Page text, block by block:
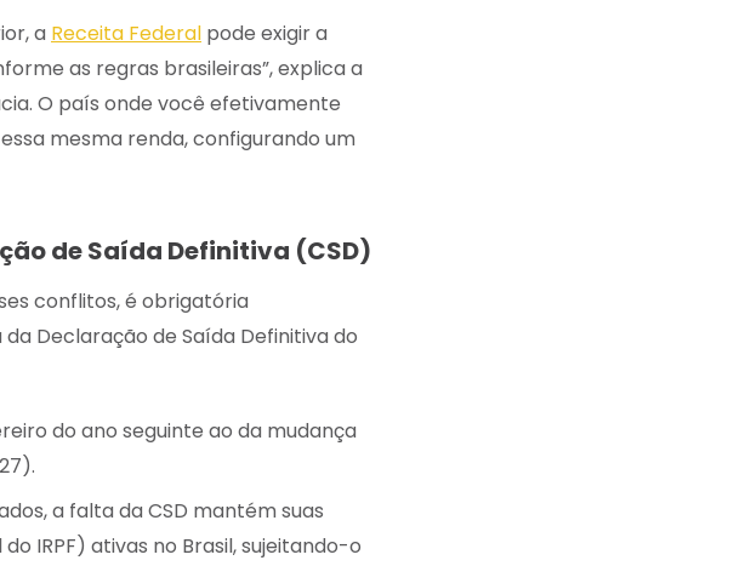
a Receita Federal pode exigir a
as regras brasileiras”, explica a
O país onde você efetivamente
mesma renda, configurando um
de Saída Definitiva (CSD)
conflitos, é obrigatória
da Declaração de Saída Definitiva do
do ano seguinte ao da mudança
a falta da CSD mantém suas
IRPF) ativas no Brasil, sujeitando-o